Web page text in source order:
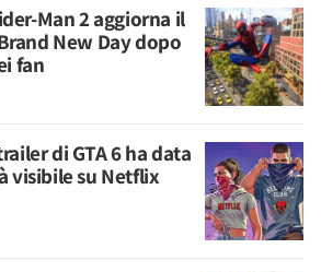
Man 2 aggiorna il
New Day dopo
fan
di GTA 6 ha data
visibile su Netflix